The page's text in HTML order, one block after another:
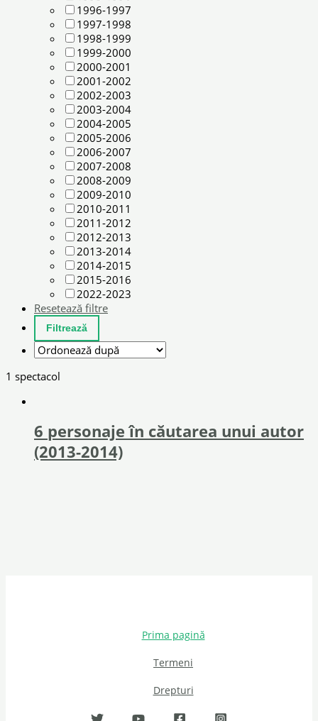
1996-1997
1997-1998
1998-1999
1999-2000
2000-2001
2001-2002
2002-2003
2003-2004
2004-2005
2005-2006
2006-2007
2007-2008
2008-2009
2009-2010
2010-2011
2011-2012
2012-2013
2013-2014
2014-2015
2015-2016
2022-2023
Resetează filtre
1 spectacol
6 personaje în căutarea unui autor
(2013-2014)
Prima pagină
Termeni
Drepturi